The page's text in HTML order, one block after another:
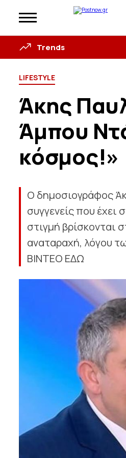
Trends
LIFESTYLE
Άκης
Άμπου
κόσμος!»
Ο δημοσιογράφος
συγγενείς που
στιγμή βρίσκονται
αναταραχή, λόγου
ΒΙΝΤΕΟ ΕΔΩ